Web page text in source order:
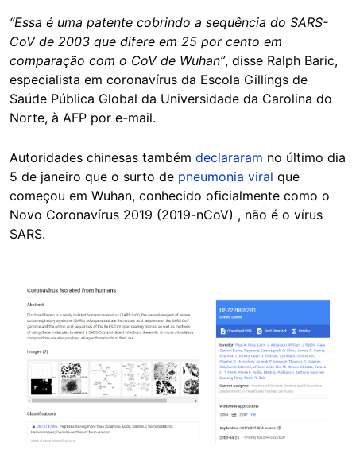
“Essa é uma patente cobrindo a sequência do SARS-
CoV de 2003 que difere em 25 por cento em
comparação com o CoV de Wuhan”, disse Ralph Baric,
especialista em coronavírus da Escola Gillings de
Saúde Pública Global da Universidade da Carolina do
Norte, à AFP por e-mail.
Autoridades chinesas também declararam no último dia
5 de janeiro que o surto de pneumonia viral que
começou em Wuhan, conhecido oficialmente como o
Novo Coronavírus 2019 (2019-nCoV) , não é o vírus
SARS.
Image